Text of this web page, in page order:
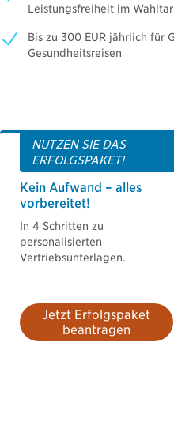
Leistungsfreiheit im
Bis zu 300 EUR jährlich für
Gesundheitsreisen​
NUTZEN SIE DAS
ERFOLGSPAKET!
Kein Aufwand – alles
vorbereitet!
In 4 Schritten zu
personalisierten
Vertriebsunterlagen.
Jetzt Erfolgspaket
beantragen